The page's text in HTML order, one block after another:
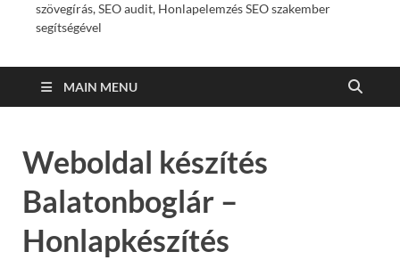
szövegírás, SEO audit, Honlapelemzés SEO szakember
segítségével
MAIN MENU
Weboldal készítés
Balatonboglár –
Honlapkészítés